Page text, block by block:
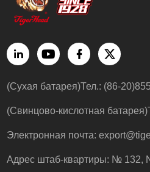
(Сухая батарея)Тел.: (86-
(Свинцово-кислотная
Электронная почта:
Адрес штаб-квартиры: № 132,